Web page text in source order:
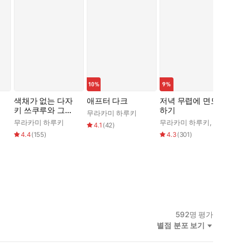
색채가 없는 다자
키 쓰쿠루와 그가
순례를 떠난 해
무라카미 하루키
4.4(155)
애프터 다크
무라카미 하루키
4.1(42)
저녁 무렵에 면도
하기
무라카미 하루키,
4.3(301)
592명 평가
별점 분포 보기